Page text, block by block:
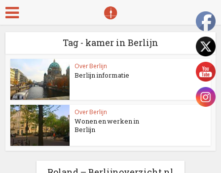
Tag - kamer in Berlijn
Over Berlijn
Berlijn informatie
Over Berlijn
Wonen en werken in
Berlijn